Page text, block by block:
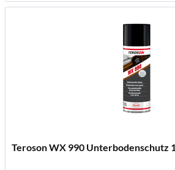
Teroson WX 990 Unterbodenschutz